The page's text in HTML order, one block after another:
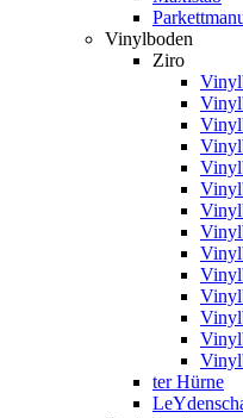
Vinylboden
Ziro
ter Hürne